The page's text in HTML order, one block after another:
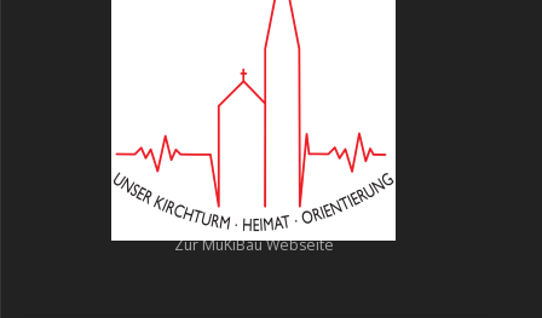
Zur MuKiBau Webseite